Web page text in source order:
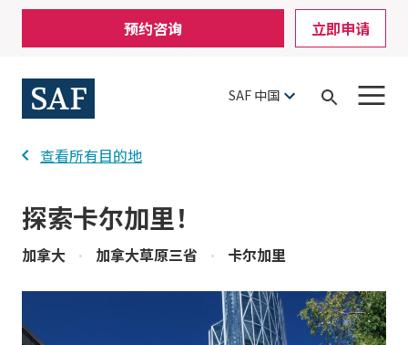
Skip
main
content
Utility
Menu
预约咨询 立即申请
SAF 中国
Open
查看所有目的地
探索卡尔加里！
加拿大 • 加拿大草原三省 • 卡尔加里